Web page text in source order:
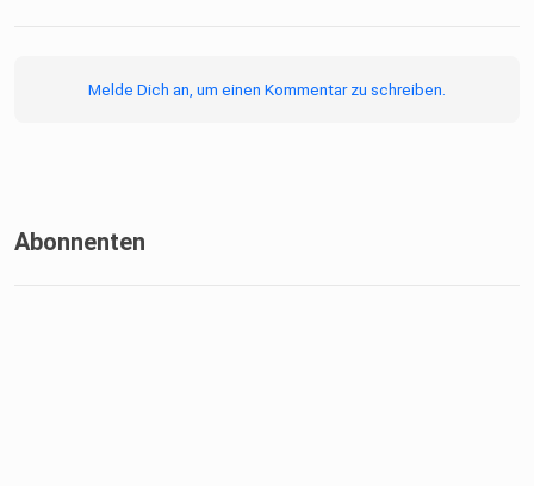
Melde Dich an, um einen Kommentar zu schreiben.
Abonnenten